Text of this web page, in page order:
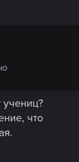
что